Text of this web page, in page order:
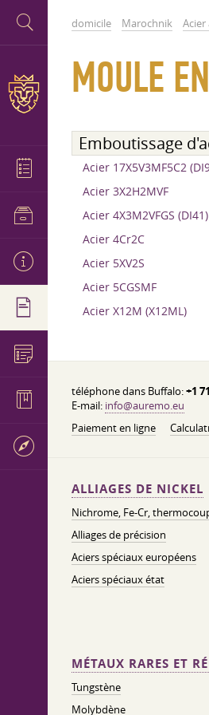
domicile Marochnik
MOULE
Emboutissage
Acier 17X5V3MF5C2
Acier 3X2H2MVF
Acier 4X3M2VFGS (DI41)
Acier 4Cr2C
Acier 5XV2S
Acier 5CGSMF
Acier X12M (X12ML)
téléphone dans Buffalo:+1
E-mail: info@auremo.eu
Paiement en ligne
ALLIAGES DE NICKEL
Nichrome, Fe-Cr,
Alliages de précision
Aciers spéciaux européens
Aciers spéciaux état
MÉTAUX RARES ET
Tungstène
Molybdène